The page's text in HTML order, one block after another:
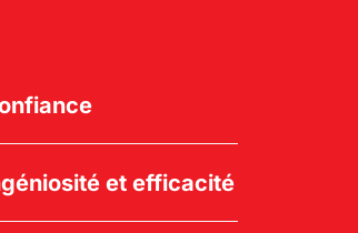
et efficacité